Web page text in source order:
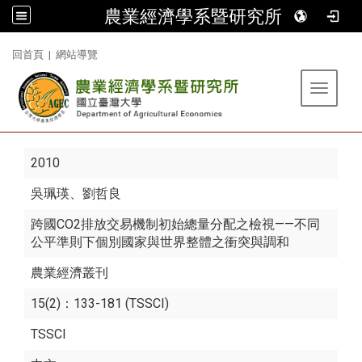
農業經濟學系暨研究所
回首頁 | 網站導覽
Toggle
2010
吳珮瑛、劉哲良
跨國CO2排放交易機制初始總量分配之檢視——不同
公平準則下個別國家與世界整體之衝突與調和
農業經濟叢刊
15(2)：133-181 (TSSCI)
TSSCI